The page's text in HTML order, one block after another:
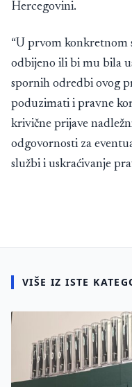
Hercegovini.
“U prvom konkretnom
odbijeno ili bi mu bila
spornih odredbi ovog
poduzimati i pravne
krivične prijave
odgovornosti za
službi i uskraćivanje
VIŠE IZ ISTE